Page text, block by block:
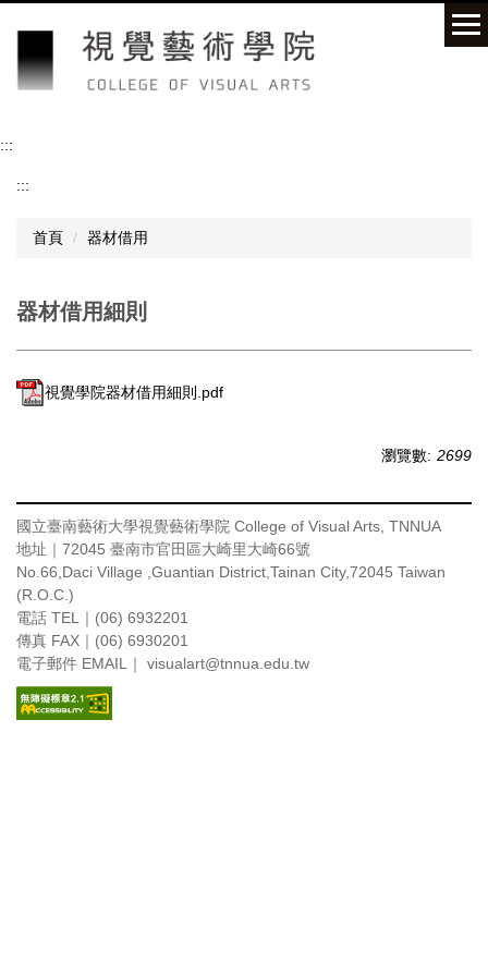
主
要
區
:::
:::
首頁 器材借用
器材借用細則
視覺學院器材借用細則.pdf
瀏覽數: 2699
國立臺南藝術大學視覺藝術學院 College of Visual Arts, TNNUA
地址｜72045 臺南市官田區大崎里大崎66號
No.66,Daci Village ,Guantian District,Tainan City,72045 Taiwan
(R.O.C.)
電話 TEL｜(06) 6932201
傳真 FAX｜(06) 6930201
電子郵件 EMAIL｜ visualart@tnnua.edu.tw